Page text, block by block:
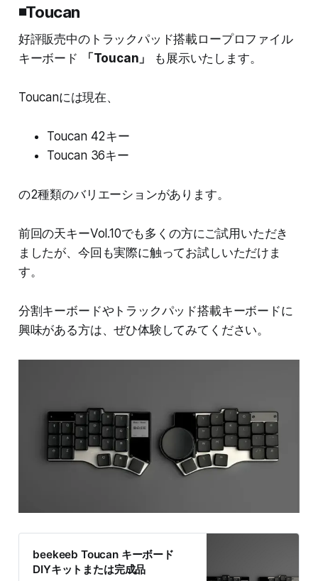
◾️Toucan
好評販売中のトラックパッド搭載ロープロファイル
キーボード
「Toucan」 も展示いたします。
Toucanには現在、
Toucan 42キー
Toucan 36キー
の2種類のバリエーションがあります。
前回の天キーVol.10でも多くの方にご試用いただき
ましたが、今回も実際に触ってお試しいただけま
す。
分割キーボードやトラックパッド搭載キーボードに
興味がある方は、ぜひ体験してみてください。
beekeeb Toucan キーボード
DIYキットまたは完成品